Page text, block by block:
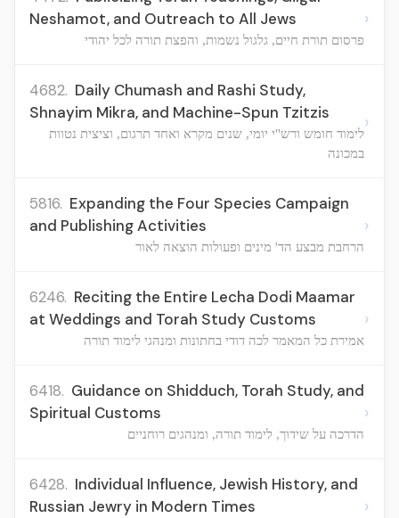
Neshamot, and Outreach to All Jews
פרסום תורת חיים, גלגול נשמות, והפצת תורה לכל יהודי
›
4682. Daily Chumash and Rashi Study,
Shnayim Mikra, and Machine-Spun Tzitzis
לימוד חומש ורש"י יומי, שנים מקרא ואחד תרגום, וציצית נטוות
במכונה
›
5816. Expanding the Four Species Campaign
and Publishing Activities
הרחבת מבצע הד' מינים ופעולות הוצאה לאור
›
6246. Reciting the Entire Lecha Dodi Maamar
at Weddings and Torah Study Customs
אמירת כל המאמר לכה דודי בחתונות ומנהגי לימוד תורה
›
6418. Guidance on Shidduch, Torah Study, and
Spiritual Customs
הדרכה על שידוך, לימוד תורה, ומנהגים רוחניים
›
6428. Individual Influence, Jewish History, and
Russian Jewry in Modern Times
›